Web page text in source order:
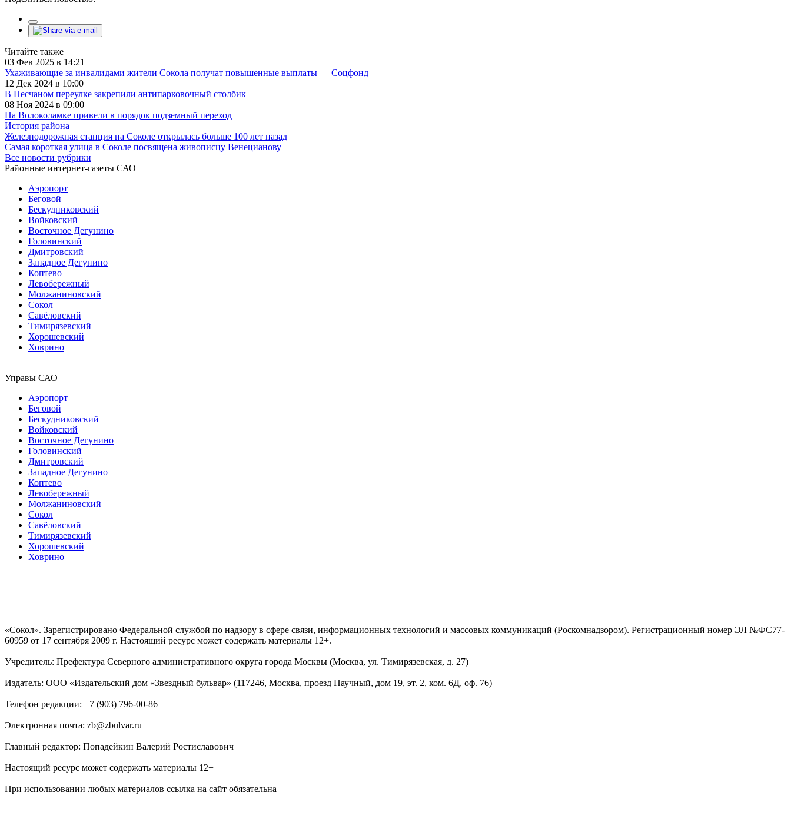
Читайте также
03 Фев 2025 в 14:21
Ухаживающие за инвалидами жители Сокола получат повышенные выплаты — Соцфонд
12 Дек 2024 в 10:00
В Песчаном переулке закрепили антипарковочный столбик
08 Ноя 2024 в 09:00
На Волоколамке привели в порядок подземный переход
История района
Железнодорожная станция на Соколе открылась больше 100 лет назад
Самая короткая улица в Соколе посвящена живописцу Венецианову
Все новости рубрики
Районные интернет-газеты САО
Аэропорт
Беговой
Бескудниковский
Войковский
Восточное Дегунино
Головинский
Дмитровский
Западное Дегунино
Коптево
Левобережный
Молжаниновский
Сокол
Савёловский
Тимирязевский
Хорошевский
Ховрино
Управы САО
Аэропорт
Беговой
Бескудниковский
Войковский
Восточное Дегунино
Головинский
Дмитровский
Западное Дегунино
Коптево
Левобережный
Молжаниновский
Сокол
Савёловский
Тимирязевский
Хорошевский
Ховрино
«Сокол». Зарегистрировано Федеральной службой по надзору в сфере связи, информационных технологий и массовых коммуникаций (Роскомнадзором). Регистрационный номер ЭЛ №ФС77-
60959 от 17 сентября 2009 г. Настоящий ресурс может содержать материалы 12+.
Учредитель: Префектура Северного административного округа города Москвы (Москва, ул. Тимирязевская, д. 27)
Издатель: ООО «Издательский дом «Звездный бульвар» (117246, Москва, проезд Научный, дом 19, эт. 2, ком. 6Д, оф. 76)
Телефон редакции: +7 (903) 796-00-86
Электронная почта: zb@zbulvar.ru
Главный редактор: Попадейкин Валерий Ростиславович
Настоящий ресурс может содержать материалы 12+
При использовании любых материалов ссылка на сайт обязательна